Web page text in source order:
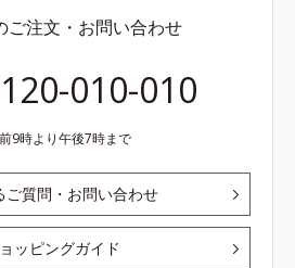
ご注文・お問い合わせ
010-010
9時より午後7時まで
ご質問・お問い合わせ
ッピングガイド